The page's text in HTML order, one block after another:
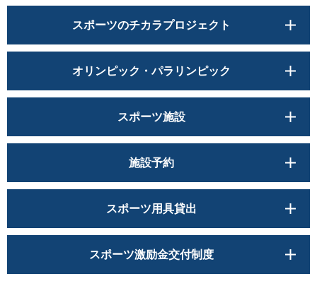
スポーツのチカラプロジェクト
オリンピック・パラリンピック
スポーツ施設
施設予約
スポーツ用具貸出
スポーツ激励金交付制度